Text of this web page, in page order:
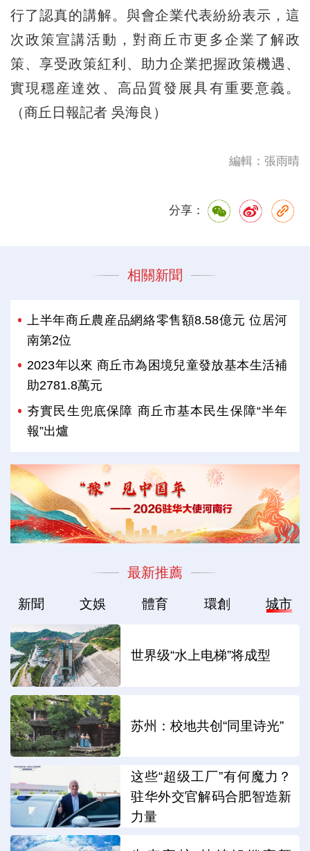
行了認真的講解。與會企業代表紛紛表示，這
次政策宣講活動，對商丘市更多企業了解政
策、享受政策紅利、助力企業把握政策機遇、
實現穩産達效、高品質發展具有重要意義。
（商丘日報記者 吳海良）
編輯：張雨晴
分享：
相關新聞
上半年商丘農産品網絡零售額8.58億元 位居河
南第2位
2023年以來 商丘市為困境兒童發放基本生活補
助2781.8萬元
夯實民生兜底保障 商丘市基本民生保障“半年
報”出爐
最新推薦
新聞 文娛 體育 環創 城市
世界级“水上电梯”将成型
苏州：校地共创“同里诗光”
这些“超级工厂”有何魔力？
驻华外交官解码合肥智造新
力量